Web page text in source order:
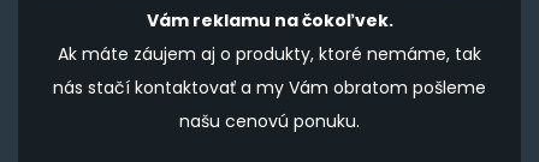
Vám reklamu na čokoľvek.
Ak máte záujem aj o produkty, ktoré nemáme, tak
nás stačí kontaktovať a my Vám obratom pošleme
našu cenovú ponuku.